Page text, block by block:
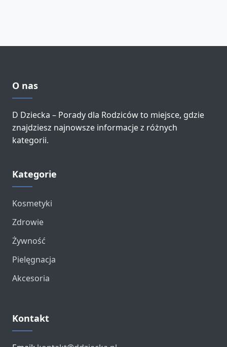
O nas
D Dziecka – Porady dla Rodziców to miejsce, gdzie
znajdziesz najnowsze informacje z różnych
kategorii.
Kategorie
Kosmetyki
Zdrowie
Żywność
Pielęgnacja
Akcesoria
Kontakt